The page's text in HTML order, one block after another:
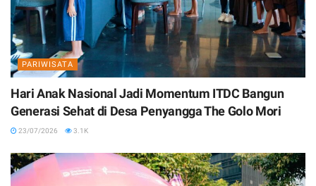
PARIWISATA
Hari Anak Nasional Jadi Momentum ITDC Bangun
Generasi Sehat di Desa Penyangga The Golo Mori
23/07/2026 3.1K